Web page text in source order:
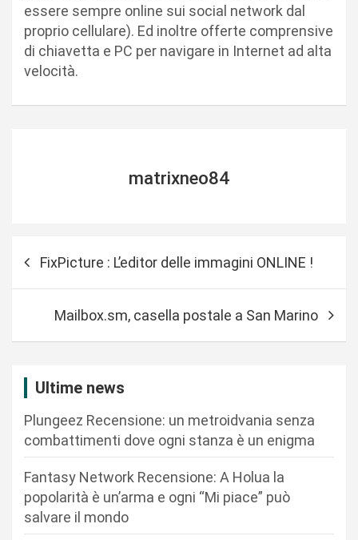
essere sempre online sui social network dal
proprio cellulare). Ed inoltre offerte comprensive
di chiavetta e PC per navigare in Internet ad alta
velocità.
matrixneo84
FixPicture : L’editor delle immagini ONLINE !
Mailbox.sm, casella postale a San Marino
Ultime news
Plungeez Recensione: un metroidvania senza
combattimenti dove ogni stanza è un enigma
Fantasy Network Recensione: A Holua la
popolarità è un’arma e ogni “Mi piace” può
salvare il mondo